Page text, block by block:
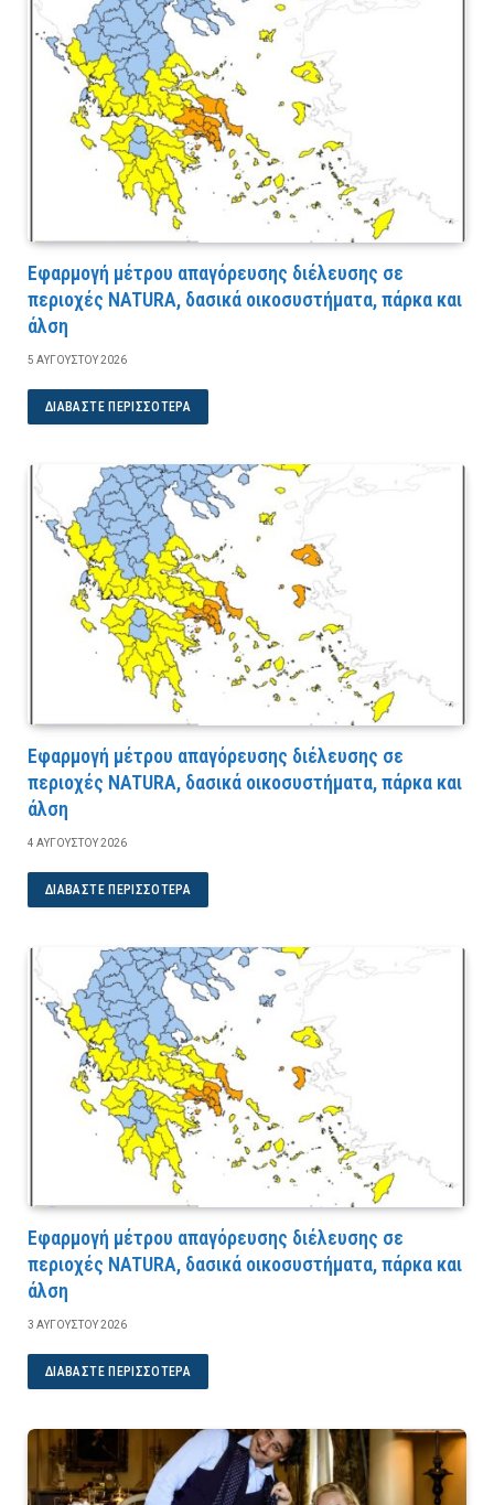
Εφαρμογή μέτρου απαγόρευσης διέλευσης σε
περιοχές NATURA, δασικά οικοσυστήματα, πάρκα και
άλση
5 ΑΥΓΟΎΣΤΟΥ 2026
ΔΙΑΒΆΣΤΕ ΠΕΡΙΣΣΌΤΕΡΑ
Εφαρμογή μέτρου απαγόρευσης διέλευσης σε
περιοχές NATURA, δασικά οικοσυστήματα, πάρκα και
άλση
4 ΑΥΓΟΎΣΤΟΥ 2026
ΔΙΑΒΆΣΤΕ ΠΕΡΙΣΣΌΤΕΡΑ
Εφαρμογή μέτρου απαγόρευσης διέλευσης σε
περιοχές NATURA, δασικά οικοσυστήματα, πάρκα και
άλση
3 ΑΥΓΟΎΣΤΟΥ 2026
ΔΙΑΒΆΣΤΕ ΠΕΡΙΣΣΌΤΕΡΑ